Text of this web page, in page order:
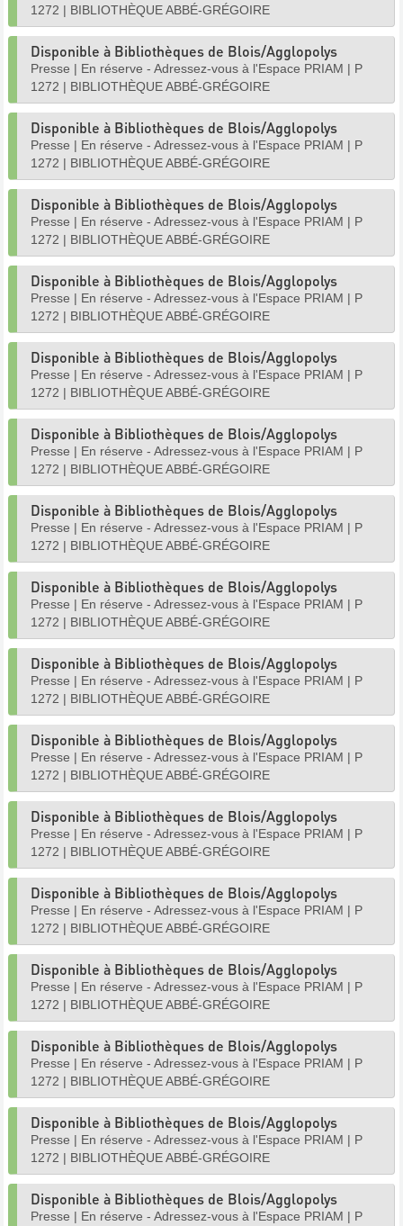
1272 | BIBLIOTHÈQUE ABBÉ-GRÉGOIRE
Disponible à Bibliothèques de Blois/Agglopolys
Presse | En réserve - Adressez-vous à l'Espace PRIAM | P
1272 | BIBLIOTHÈQUE ABBÉ-GRÉGOIRE
Disponible à Bibliothèques de Blois/Agglopolys
Presse | En réserve - Adressez-vous à l'Espace PRIAM | P
1272 | BIBLIOTHÈQUE ABBÉ-GRÉGOIRE
Disponible à Bibliothèques de Blois/Agglopolys
Presse | En réserve - Adressez-vous à l'Espace PRIAM | P
1272 | BIBLIOTHÈQUE ABBÉ-GRÉGOIRE
Disponible à Bibliothèques de Blois/Agglopolys
Presse | En réserve - Adressez-vous à l'Espace PRIAM | P
1272 | BIBLIOTHÈQUE ABBÉ-GRÉGOIRE
Disponible à Bibliothèques de Blois/Agglopolys
Presse | En réserve - Adressez-vous à l'Espace PRIAM | P
1272 | BIBLIOTHÈQUE ABBÉ-GRÉGOIRE
Disponible à Bibliothèques de Blois/Agglopolys
Presse | En réserve - Adressez-vous à l'Espace PRIAM | P
1272 | BIBLIOTHÈQUE ABBÉ-GRÉGOIRE
Disponible à Bibliothèques de Blois/Agglopolys
Presse | En réserve - Adressez-vous à l'Espace PRIAM | P
1272 | BIBLIOTHÈQUE ABBÉ-GRÉGOIRE
Disponible à Bibliothèques de Blois/Agglopolys
Presse | En réserve - Adressez-vous à l'Espace PRIAM | P
1272 | BIBLIOTHÈQUE ABBÉ-GRÉGOIRE
Disponible à Bibliothèques de Blois/Agglopolys
Presse | En réserve - Adressez-vous à l'Espace PRIAM | P
1272 | BIBLIOTHÈQUE ABBÉ-GRÉGOIRE
Disponible à Bibliothèques de Blois/Agglopolys
Presse | En réserve - Adressez-vous à l'Espace PRIAM | P
1272 | BIBLIOTHÈQUE ABBÉ-GRÉGOIRE
Disponible à Bibliothèques de Blois/Agglopolys
Presse | En réserve - Adressez-vous à l'Espace PRIAM | P
1272 | BIBLIOTHÈQUE ABBÉ-GRÉGOIRE
Disponible à Bibliothèques de Blois/Agglopolys
Presse | En réserve - Adressez-vous à l'Espace PRIAM | P
1272 | BIBLIOTHÈQUE ABBÉ-GRÉGOIRE
Disponible à Bibliothèques de Blois/Agglopolys
Presse | En réserve - Adressez-vous à l'Espace PRIAM | P
1272 | BIBLIOTHÈQUE ABBÉ-GRÉGOIRE
Disponible à Bibliothèques de Blois/Agglopolys
Presse | En réserve - Adressez-vous à l'Espace PRIAM | P
1272 | BIBLIOTHÈQUE ABBÉ-GRÉGOIRE
Disponible à Bibliothèques de Blois/Agglopolys
Presse | En réserve - Adressez-vous à l'Espace PRIAM | P
1272 | BIBLIOTHÈQUE ABBÉ-GRÉGOIRE
Disponible à Bibliothèques de Blois/Agglopolys
Presse | En réserve - Adressez-vous à l'Espace PRIAM | P